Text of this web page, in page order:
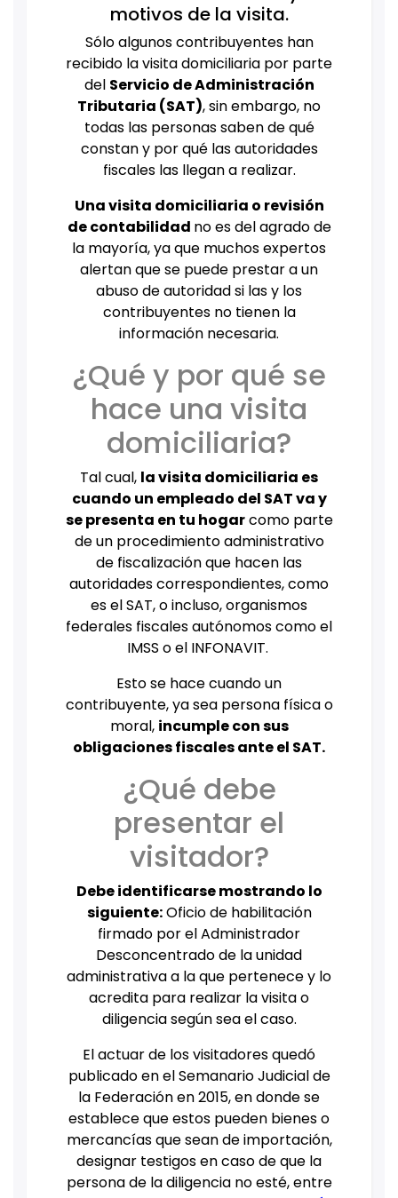
motivos de la visita.
Sólo algunos contribuyentes han
recibido la visita domiciliaria por parte
del Servicio de Administración
Tributaria (SAT), sin embargo, no
todas las personas saben de qué
constany por qué las autoridades
fiscales las llegan a realizar.
Una visita domiciliaria o revisión
de contabilidad no es del agrado de
la mayoría, ya que muchos expertos
alertan que se puede prestar a un
abuso de autoridad si las y los
contribuyentes no tienen la
información necesaria.
¿Qué y por qué se
hace una visita
domiciliaria?
Tal cual, la visita domiciliaria es
cuando un empleado del SAT va y
se presenta en tu hogarcomo parte
de un procedimiento administrativo
de fiscalización que hacen las
autoridades correspondientes, como
es el SAT, o incluso, organismos
federales fiscales autónomos como el
IMSS o el INFONAVIT.
Esto se hace cuando un
contribuyente, ya sea persona física o
moral, incumple con sus
obligaciones fiscales ante el SAT.
¿Qué debe
presentar el
visitador?
Debe identificarse mostrando lo
siguiente:Oficio de habilitación
firmado por el Administrador
Desconcentrado de la unidad
administrativa a la que pertenece y lo
acredita para realizar la visita o
diligencia según sea el caso.
El actuar de los visitadores quedó
publicado en el Semanario Judicial de
la Federación en 2015, en donde se
establece que estos pueden bienes o
mercancías que sean de importación,
designar testigos en caso de que la
persona de la diligencia no esté, entre